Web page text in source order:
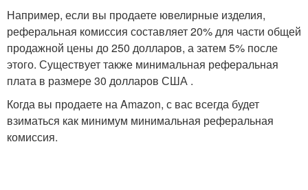
Например, если вы продаете ювелирные изделия,
реферальная комиссия составляет 20% для части общей
продажной цены до 250 долларов, а затем 5% после
этого. Существует также минимальная реферальная
плата в размере 30 долларов США .
Когда вы продаете на Amazon, с вас всегда будет
взиматься как минимум минимальная реферальная
комиссия.